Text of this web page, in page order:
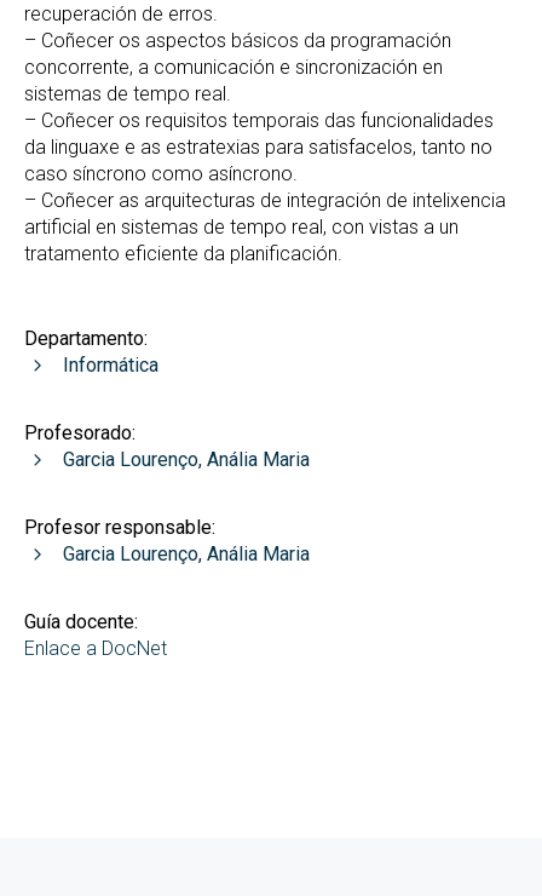
recuperación de erros.
– Coñecer os aspectos básicos da programación
concorrente, a comunicación e sincronización en
sistemas de tempo real.
– Coñecer os requisitos temporais das funcionalidades
da linguaxe e as estratexias para satisfacelos, tanto no
caso síncrono como asíncrono.
– Coñecer as arquitecturas de integración de intelixencia
artificial en sistemas de tempo real, con vistas a un
tratamento eficiente da planificación.
Departamento:
Informática
Profesorado:
Garcia Lourenço, Anália Maria
Profesor responsable:
Garcia Lourenço, Anália Maria
Guía docente:
Enlace a DocNet